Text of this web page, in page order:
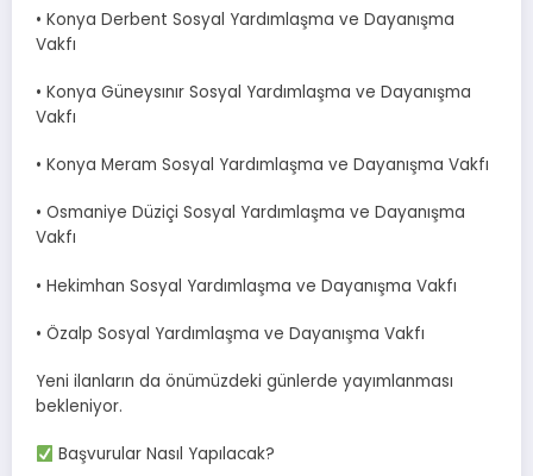
• Konya Derbent Sosyal Yardımlaşma ve Dayanışma
Vakfı
• Konya Güneysınır Sosyal Yardımlaşma ve Dayanışma
Vakfı
• Konya Meram Sosyal Yardımlaşma ve Dayanışma Vakfı
• Osmaniye Düziçi Sosyal Yardımlaşma ve Dayanışma
Vakfı
• Hekimhan Sosyal Yardımlaşma ve Dayanışma Vakfı
• Özalp Sosyal Yardımlaşma ve Dayanışma Vakfı
Yeni ilanların da önümüzdeki günlerde yayımlanması
bekleniyor.
Başvurular Nasıl Yapılacak?